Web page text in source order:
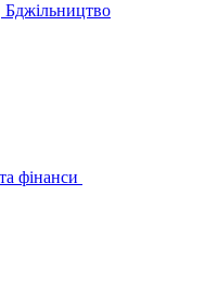
Бджільництво
фінанси